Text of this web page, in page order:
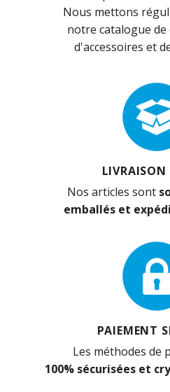
Nous mettons
notre catalogue de
d'accessoires et
LIVRAISON
Nos articles sont
emballés et
PAIEMENT
Les méthodes de
100% sécurisées et